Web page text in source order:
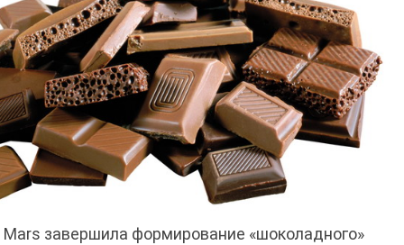
Mars завершила формирование «шоколадного»